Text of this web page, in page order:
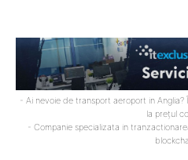
- Ai nevoie de transport aeroport in Anglia?
la prețul
- Companie specializata in